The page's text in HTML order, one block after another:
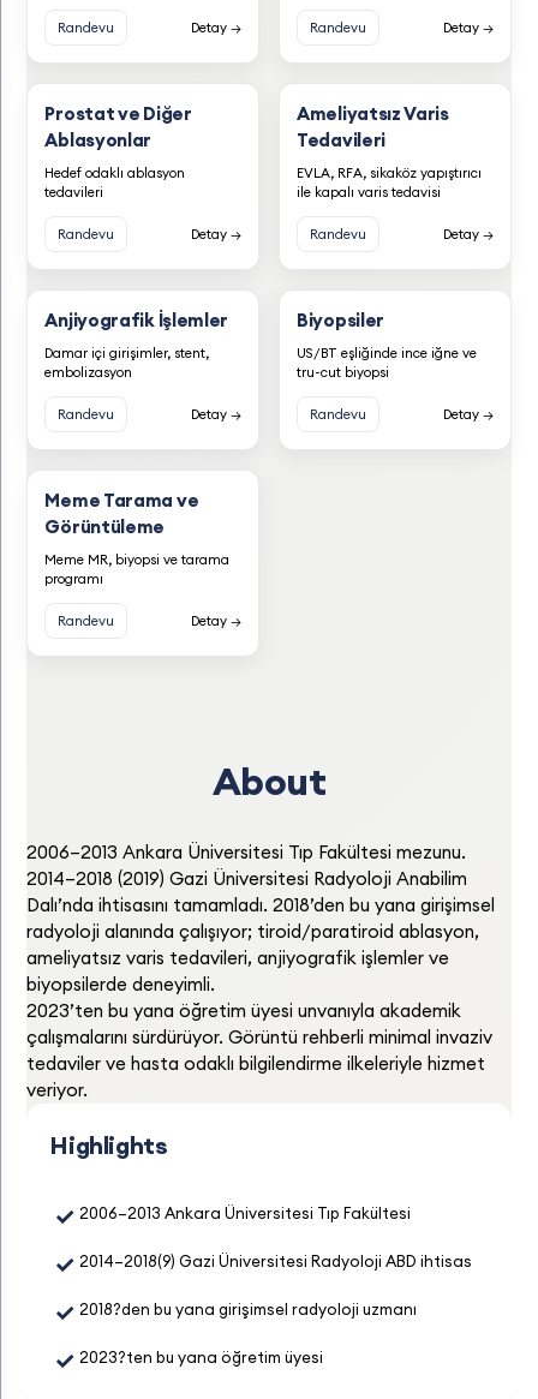
Randevu
Detay → Randevu Detay →
Prostat ve Diğer
Ablasyonlar
Hedef odaklı ablasyon
tedavileri
Randevu Detay →
Ameliyatsız Varis
Tedavileri
EVLA, RFA, sikaköz yapıştırıcı
ile kapalı varis tedavisi
Randevu Detay →
Anjiyografik İşlemler
Damar içi girişimler, stent,
embolizasyon
Randevu Detay →
Biyopsiler
US/BT eşliğinde ince iğne ve
tru-cut biyopsi
Randevu Detay →
Meme Tarama ve
Görüntüleme
Meme MR, biyopsi ve tarama
programı
Randevu Detay →
About
2006–2013 Ankara Üniversitesi Tıp Fakültesi mezunu.
2014–2018 (2019) Gazi Üniversitesi Radyoloji Anabilim
Dalı’nda ihtisasını tamamladı. 2018’den bu yana girişimsel
radyoloji alanında çalışıyor; tiroid/paratiroid ablasyon,
ameliyatsız varis tedavileri, anjiyografik işlemler ve
biyopsilerde deneyimli.
2023’ten bu yana öğretim üyesi unvanıyla akademik
çalışmalarını sürdürüyor. Görüntü rehberli minimal invaziv
tedaviler ve hasta odaklı bilgilendirme ilkeleriyle hizmet
veriyor.
Highlights
✓ 2006–2013 Ankara Üniversitesi Tıp Fakültesi
✓ 2014–2018(9) Gazi Üniversitesi Radyoloji ABD ihtisas
✓ 2018?den bu yana girişimsel radyoloji uzmanı
✓ 2023?ten bu yana öğretim üyesi